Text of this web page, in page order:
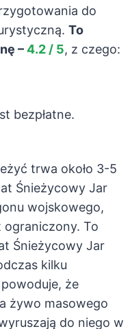
do
To
–4.2 / 5, z czego:
bezpłatne.
trwa około 3-5
Śnieżycowy Jar
wojskowego,
To
Śnieżycowy Jar
kilku
że
żywo masowego
do niego w